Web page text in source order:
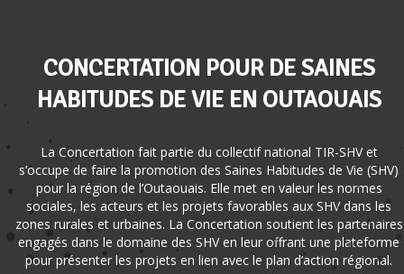
CONCERTATION POUR DE SAINES
HABITUDES DE VIE EN OUTAOUAIS
La Concertation fait partie du collectif national TIR-SHV et
s’occupe de faire la promotion des Saines Habitudes de Vie (SHV)
pour la région de l’Outaouais. Elle met en valeur les normes
sociales, les acteurs et les projets favorables aux SHV dans les
zones rurales et urbaines. La Concertation soutient les partenaires
engagés dans le domaine des SHV en leur offrant une plateforme
pour présenter les projets en lien avec le plan d’action régional.